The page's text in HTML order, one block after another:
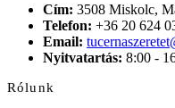
Cím: 3508 Miskolc,
Telefon: +36 20 624
Email:
Nyitvatartás: 8:00 -
Rólunk